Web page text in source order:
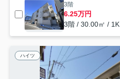
3階
6.25万円
3階 / 30.00㎡ / 1K
ハイツ